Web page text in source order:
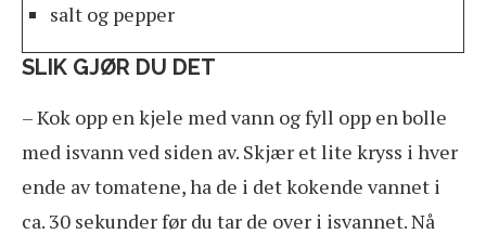
salt og pepper
SLIK GJØR DU DET
– Kok opp en kjele med vann og fyll opp en bolle
med isvann ved siden av. Skjær et lite kryss i hver
ende av tomatene, ha de i det kokende vannet i
ca. 30 sekunder før du tar de over i isvannet. Nå